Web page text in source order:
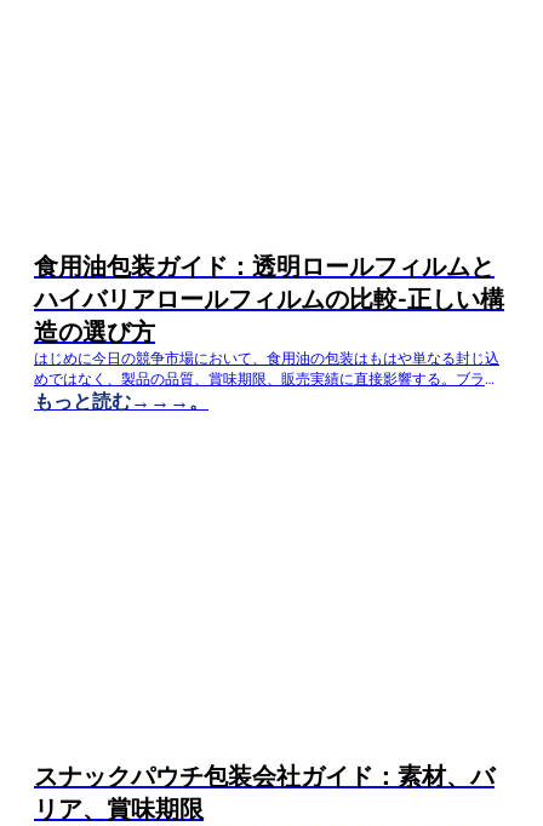
食用油包装ガイド：透明ロールフィルムと
ハイバリアロールフィルムの比較-正しい構
造の選び方
はじめに今日の競争市場において、食用油の包装はもはや単なる封じ込
めではなく、製品の品質、賞味期限、販売実績に直接影響する。ブラン
ドはしばしば難しい問題に直面する：パッケージは油の自然な外観を強
もっと読む→→→。
スナックパウチ包装会社ガイド：素材、バ
リア、賞味期限